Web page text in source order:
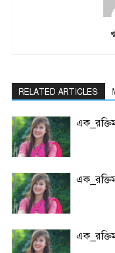
RELATED ARTICLES